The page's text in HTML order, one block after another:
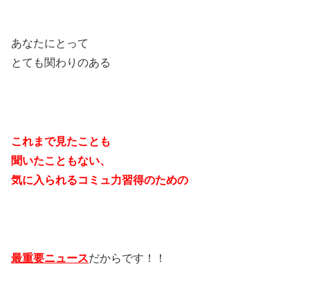
あなたにとって
とても関わりのある
これまで見たことも
聞いたこともない、
気に入られるコミュ力習得のための
最重要ニュースだからです！！